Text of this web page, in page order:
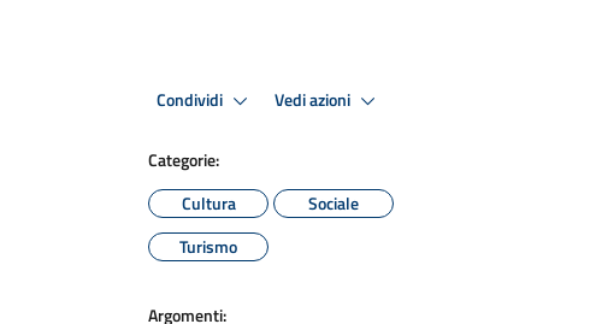
Condividi Vedi azioni
Categorie:
Cultura
Sociale
Turismo
Argomenti: